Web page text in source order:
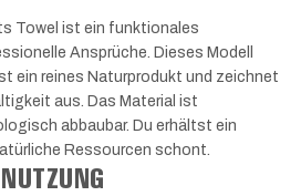
Towel ist ein funktionales
Ansprüche. Dieses Modell
ein reines Naturprodukt und zeichnet
aus. Das Material ist
abbaubar. Du erhältst ein
Ressourcen schont.